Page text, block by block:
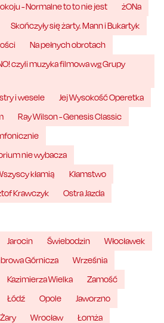
- Normalne to to nie jest
żONa
Skończyły się żarty. Mann i Bukartyk
Na pełnych obrotach
czyli muzyka filmowa wg Grupy
i wesele
Jej Wysokość Operetka
Ray Wilson - Genesis Classic
nie wybacza
kłamią
Kłamstwo
Krawczyk
Ostra Jazda
Jarocin Świebodzin
Włocławek
Górnicza
Września
Kazimierza Wielka
Zamość
Łódź Opole
Jaworzno
Żary Wrocław
Łomża